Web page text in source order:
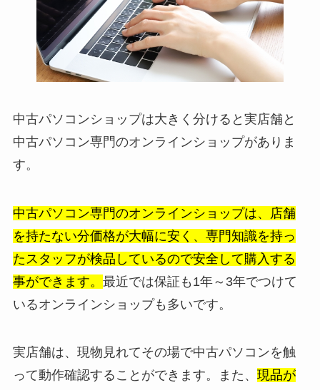
中古パソコンショップは大きく分けると実店舗と
中古パソコン専門のオンラインショップがありま
す。
中古パソコン専門のオンラインショップは、店舗
を持たない分価格が大幅に安く、専門知識を持っ
たスタッフが検品しているので安全して購入する
事ができます。 最近では保証も1年～3年でつけて
いるオンラインショップも多いです。
実店舗は、現物見れてその場で中古パソコンを触
って動作確認することができます。また、 現品が